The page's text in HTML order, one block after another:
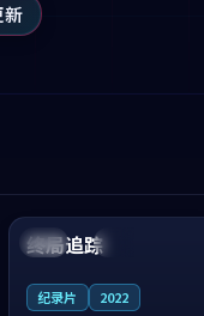
新
泰国
99:04
终局追踪
纪录片 2022